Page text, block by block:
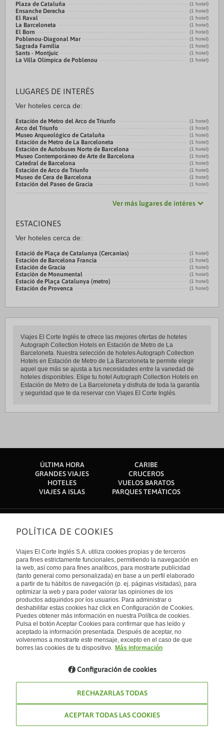
Plaza de Cataluña (1 hotel)
Ensanche Derecha (1 hotel)
El Raval (1 hotel)
La Barceloneta (1 hotel)
El Born (1 hotel)
Poblenou-Diagonal Mar (1 hotel)
Sagrada Familia (1 hotel)
Sants - Montjuic (1 hotel)
La Villa Olímpica de Poblenou (1 hotel)
LUGARES DE INTERÉS
Ver hoteles cerca de:
Estación de Metro del Arco de Triunfo (1 hotel)
Arco del Triunfo (1 hotel)
Museo Arqueológico de Cataluña (1 hotel)
Estación de Metro de La Barceloneta (1 hotel)
Estación de Autobuses Norte de Barcelona (1 hotel)
Museo Contemporáneo de Arte de Barcelona (1 hotel)
Catedral de Barcelona (1 hotel)
Estación de Arco de Triunfo (1 hotel)
Museo de Cera de Barcelona (1 hotel)
Estación del Paseo de Gracia (1 hotel)
Ver más lugares de intéres
ESTACIONES
Ver hoteles cerca de:
Estació de Plaça de Catalunya (Cercanias) (1 hotel)
Estación de Barcelona Francia (1 hotel)
Estación de Gracia (1 hotel)
Estación de Monumental (1 hotel)
Estació de Plaça Catalunya (metro) (1 hotel)
Estación de Provenca (1 hotel)
Viajes El Corte Inglés te ofrece las mejores ofertas de hoteles
Autograph Collection Hotels en Estación de Metro de La
Barceloneta. Nuestra selección de hoteles Autograph Collection
Hotels en Estación de Metro de La Barceloneta te permite elegir
aquel que más se ajusta a tus necesidades entre la variedad de
hoteles disponibles. Elige tu hotel Autograph Collection Hotels en
Estación de Metro de La Barceloneta y disfruta de toda la garantía
y seguridad que te da reservar con Viajes El Corte Inglés.
ÚLTIMA HORA
CARIBE
GRANDES VIAJES
CRUCEROS
HOTELES
VUELOS BARATOS
VIAJES A ISLAS
PARQUES TEMÁTICOS
Sobre nosotros
Quiénes somos
Financiación
Sostenibilidad
Turismo accesible
Tarjeta El Corte Inglés
Trabaja con nosotros
El Corte Inglés
Canal Ético
Enlaces de interés
Guías de viaje
Catálogos
Auto check-in
Condiciones Generales
Política de privacidad
Política de cookies
Accesibilidad
Empresas/ Grupos
Internacional
España
Visita nuestro blog
Blog de Viajes el Corte inglés
POLÍTICA DE COOKIES
Viajes El Corte Inglés S.A. utiliza cookies propias y de terceros
para fines estrictamente funcionales, permitiendo la navegación en
la web, así como para fines analíticos, para mostrarte publicidad
(tanto general como personalizada) en base a un perfil elaborado
a partir de tu hábitos de navegación (p. ej. páginas visitadas), para
optimizar la web y para poder valorar las opiniones de los
productos adquiridos por los usuarios. Para administrar o
deshabilitar estas cookies haz click en Configuración de Cookies.
Puedes obtener más información en nuestra Política de cookies.
Pulsa el botón Aceptar Cookies para confirmar que has leído y
aceptado la información presentada. Después de aceptar, no
volveremos a mostrarte este mensaje, excepto en el caso de que
borres las cookies de tu dispositivo. Más información
Configuración de cookies
RECHAZARLAS TODAS
ACEPTAR TODAS LAS COOKIES